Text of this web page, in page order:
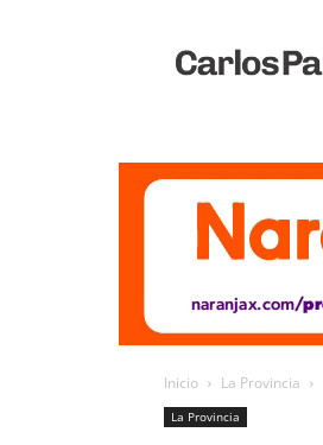
Vivo
Inicio La Provincia
La Provincia